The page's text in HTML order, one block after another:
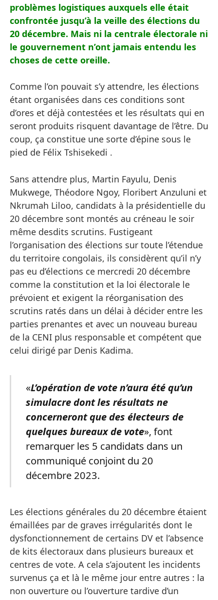
problèmes logistiques auxquels elle était
confrontée jusqu’à la veille des élections du
20 décembre. Mais ni la centrale électorale ni
le gouvernement n’ont jamais entendu les
choses de cette oreille.
Comme l’on pouvait s’y attendre, les élections
étant organisées dans ces conditions sont
d’ores et déjà contestées et les résultats qui en
seront produits risquent davantage de l’être. Du
coup, ça constitue une sorte d’épine sous le
pied de Félix Tshisekedi .
Sans attendre plus, Martin Fayulu, Denis
Mukwege, Théodore Ngoy, Floribert Anzuluni et
Nkrumah Liloo, candidats à la présidentielle du
20 décembre sont montés au créneau le soir
même desdits scrutins. Fustigeant
l’organisation des élections sur toute l’étendue
du territoire congolais, ils considèrent qu’il n’y
pas eu d’élections ce mercredi 20 décembre
comme la constitution et la loi électorale le
prévoient et exigent la réorganisation des
scrutins ratés dans un délai à décider entre les
parties prenantes et avec un nouveau bureau
de la CENI plus responsable et compétent que
celui dirigé par Denis Kadima.
«L’opération de vote n’aura été qu’un
simulacre dont les résultats ne
concerneront que des électeurs de
quelques bureaux de vote», font
remarquer les 5 candidats dans un
communiqué conjoint du 20
décembre 2023.
Les élections générales du 20 décembre étaient
émaillées par de graves irrégularités dont le
dysfonctionnement de certains DV et l’absence
de kits électoraux dans plusieurs bureaux et
centres de vote. A cela s’ajoutent les incidents
survenus ça et là le même jour entre autres : la
non ouverture ou l’ouverture tardive d’un